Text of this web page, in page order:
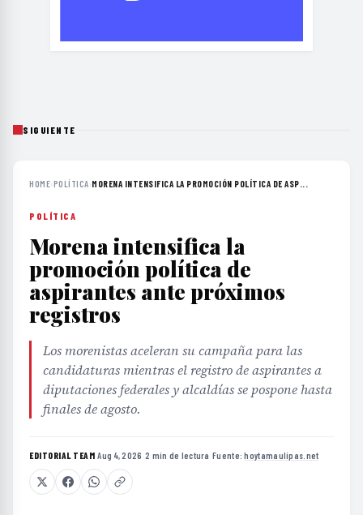
SIGUIENTE
HOME›POLÍTICA›MORENA INTENSIFICA LA PROMOCIÓN POLÍTICA DE ASP...
POLÍTICA
Morena intensifica la
promoción política de
aspirantes ante próximos
registros
Los morenistas aceleran su campaña para las
candidaturas mientras el registro de aspirantes a
diputaciones federales y alcaldías se pospone hasta
finales de agosto.
EDITORIAL TEAM·Aug 4, 2026 ·2 min de lectura ·Fuente:hoytamaulipas.net